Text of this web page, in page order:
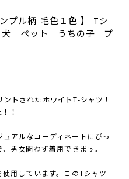
プル柄 毛色１色 】 Tシ
ペット うちの子 プ
トされたホワイトT-シャツ！
！
アルなコーディネートにぴっ
男女問わず着用できます。
用しています。このTシャツ